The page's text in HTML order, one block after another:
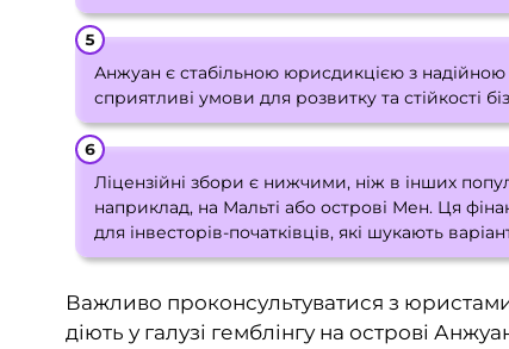
Анжуан є стабільною юрисдикцією з
сприятливі умови для розвитку та стійкості
Ліцензійні збори є нижчими, ніж в інших
наприклад, на Мальті або острові Мен. Ця
для інвесторів-початківців, які шукають
Важливо проконсультуватися з
діють у галузі гемблінгу на острові